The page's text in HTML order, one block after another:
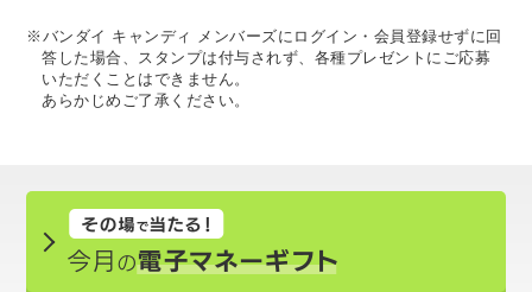
※バンダイ キャンディ メンバーズにログイン・会員登録せずに回
答した場合、スタンプは付与されず、各種プレゼントにご応募
いただくことはできません。
あらかじめご了承ください。